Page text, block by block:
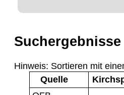
Suchergebnisse
Hinweis: Sortieren mit
Quelle